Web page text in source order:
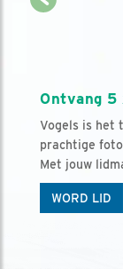
Ontvang
Vogels is het
prachtige
Met jouw
WORD LID